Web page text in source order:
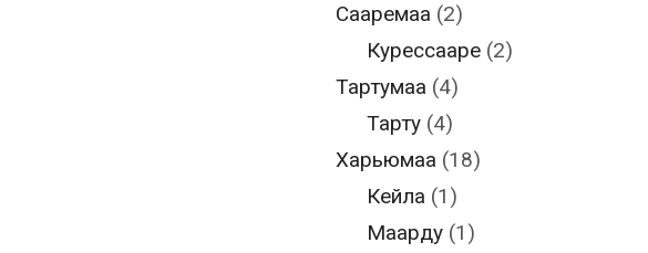
Сааремаа (2)
Курессааре (2)
Тартумаа (4)
Тарту (4)
Харьюмаа (18)
Кейла (1)
Маарду (1)